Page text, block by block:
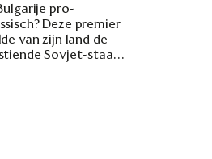
pro-
Deze premier
van zijn land de
Sovjet-staat